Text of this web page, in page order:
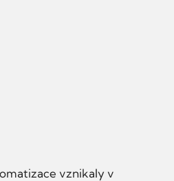
vznikaly v